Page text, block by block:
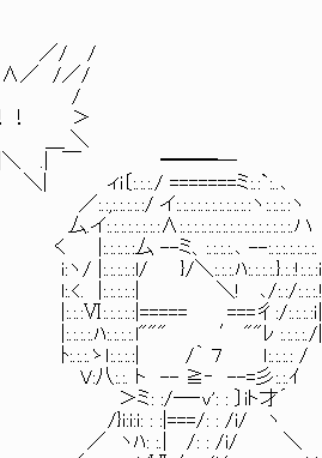
/ /
/／/
＞
.| ￣ ━━━─
ミ:.:`:..､
ヽ:.:.:.:ヽ
ハ
、:.:.:.:.､ --:.:.:.:.:.:.:.
:.:.:.ﾊ:.:.:.:.}.:.:!:.:.:i
＼! ､/:.:/:.:.:.!
===彳:/:.:.:.:ｉ|
′ ""ﾚ :.:.:.:./|
７ ｌ:.:.:.: /
--=彡:.:.ｲ
: 〕iト才´
: : /i/ ヽ
:.| /: : /i/ ＼